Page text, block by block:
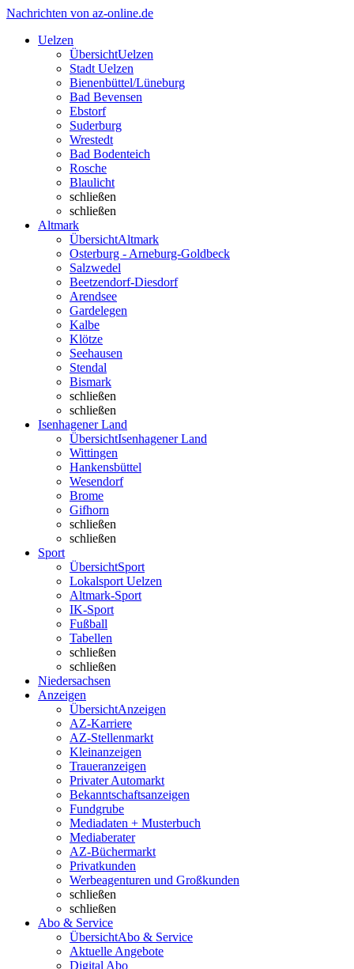
Nachrichten von az-online.de
Uelzen
ÜbersichtUelzen
Stadt Uelzen
Bienenbüttel/Lüneburg
Bad Bevensen
Ebstorf
Suderburg
Wrestedt
Bad Bodenteich
Rosche
Blaulicht
schließen
schließen
Altmark
ÜbersichtAltmark
Osterburg - Arneburg-Goldbeck
Salzwedel
Beetzendorf-Diesdorf
Arendsee
Gardelegen
Kalbe
Klötze
Seehausen
Stendal
Bismark
schließen
schließen
Isenhagener Land
ÜbersichtIsenhagener Land
Wittingen
Hankensbüttel
Wesendorf
Brome
Gifhorn
schließen
schließen
Sport
ÜbersichtSport
Lokalsport Uelzen
Altmark-Sport
IK-Sport
Fußball
Tabellen
schließen
schließen
Niedersachsen
Anzeigen
ÜbersichtAnzeigen
AZ-Karriere
AZ-Stellenmarkt
Kleinanzeigen
Traueranzeigen
Privater Automarkt
Bekanntschaftsanzeigen
Fundgrube
Mediadaten + Musterbuch
Mediaberater
AZ-Büchermarkt
Privatkunden
Werbeagenturen und Großkunden
schließen
schließen
Abo & Service
ÜbersichtAbo & Service
Aktuelle Angebote
Digital Abo